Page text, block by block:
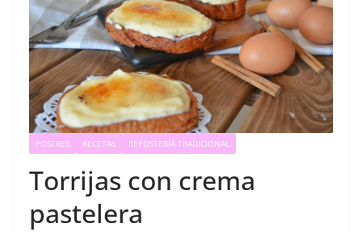
POSTRES RECETAS REPOSTERÍA TRADICIONAL
Torrijas con crema
pastelera